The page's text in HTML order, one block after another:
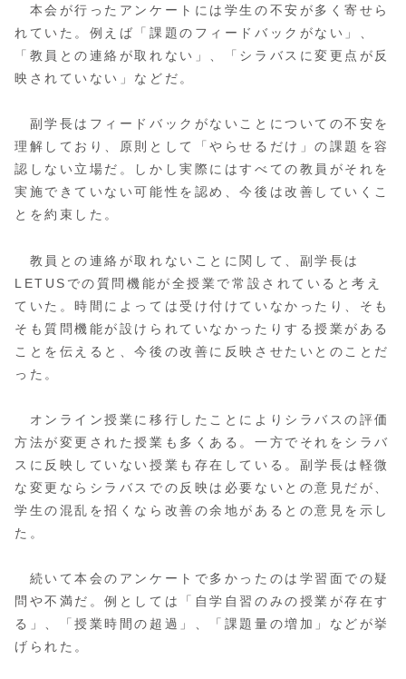
本会が行ったアンケートには学生の不安が多く寄せら
れていた。例えば「課題のフィードバックがない」、
「教員との連絡が取れない」、「シラバスに変更点が反
映されていない」などだ。
副学長はフィードバックがないことについての不安を
理解しており、原則として「やらせるだけ」の課題を容
認しない立場だ。しかし実際にはすべての教員がそれを
実施できていない可能性を認め、今後は改善していくこ
とを約束した。
教員との連絡が取れないことに関して、副学長は
LETUSでの質問機能が全授業で常設されていると考え
ていた。時間によっては受け付けていなかったり、そも
そも質問機能が設けられていなかったりする授業がある
ことを伝えると、今後の改善に反映させたいとのことだ
った。
オンライン授業に移行したことによりシラバスの評価
方法が変更された授業も多くある。一方でそれをシラバ
スに反映していない授業も存在している。副学長は軽微
な変更ならシラバスでの反映は必要ないとの意見だが、
学生の混乱を招くなら改善の余地があるとの意見を示し
た。
続いて本会のアンケートで多かったのは学習面での疑
問や不満だ。例としては「自学自習のみの授業が存在す
る」、「授業時間の超過」、「課題量の増加」などが挙
げられた。